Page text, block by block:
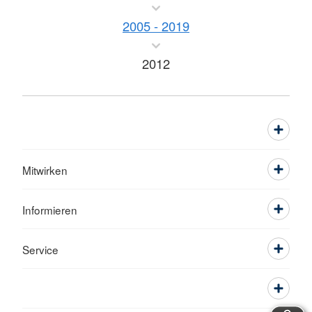
2005 - 2019
2012
Mitwirken
Informieren
Service